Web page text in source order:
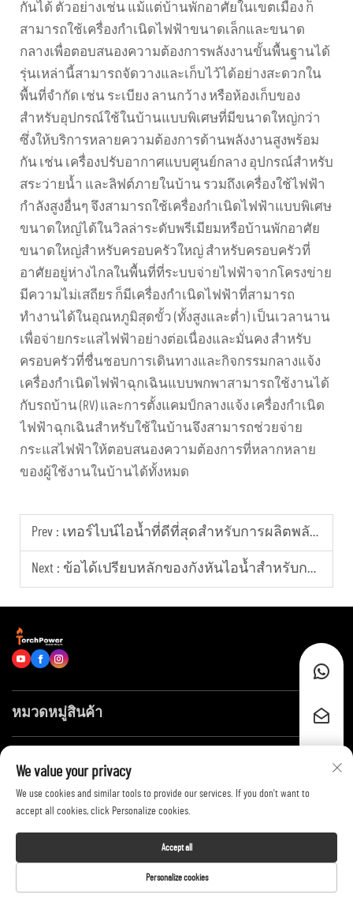
กันได้ ตัวอย่างเช่น แม้แต่บ้านพักอาศัยในเขตเมือง ก็
สามารถใช้เครื่องกำเนิดไฟฟ้าขนาดเล็กและขนาด
กลางเพื่อตอบสนองความต้องการพลังงานขั้นพื้นฐานได้
รุ่นเหล่านี้สามารถจัดวางและเก็บไว้ได้อย่างสะดวกใน
พื้นที่จำกัด เช่น ระเบียง ลานกว้าง หรือห้องเก็บของ
สำหรับอุปกรณ์ใช้ในบ้านแบบพิเศษที่มีขนาดใหญ่กว่า
ซึ่งให้บริการหลายความต้องการด้านพลังงานสูงพร้อม
กัน เช่น เครื่องปรับอากาศแบบศูนย์กลาง อุปกรณ์สำหรับ
สระว่ายน้ำ และลิฟต์ภายในบ้าน รวมถึงเครื่องใช้ไฟฟ้า
กำลังสูงอื่นๆ จึงสามารถใช้เครื่องกำเนิดไฟฟ้าแบบพิเศษ
ขนาดใหญ่ได้ในวิลล่าระดับพรีเมียมหรือบ้านพักอาศัย
ขนาดใหญ่สำหรับครอบครัวใหญ่ สำหรับครอบครัวที่
อาศัยอยู่ห่างไกลในพื้นที่ที่ระบบจ่ายไฟฟ้าจากโครงข่าย
มีความไม่เสถียร ก็มีเครื่องกำเนิดไฟฟ้าที่สามารถ
ทำงานได้ในอุณหภูมิสุดขั้ว (ทั้งสูงและต่ำ) เป็นเวลานาน
เพื่อจ่ายกระแสไฟฟ้าอย่างต่อเนื่องและมั่นคง สำหรับ
ครอบครัวที่ชื่นชอบการเดินทางและกิจกรรมกลางแจ้ง
เครื่องกำเนิดไฟฟ้าฉุกเฉินแบบพกพาสามารถใช้งานได้
กับรถบ้าน (RV) และการตั้งแคมป์กลางแจ้ง เครื่องกำเนิด
ไฟฟ้าฉุกเฉินสำหรับใช้ในบ้านจึงสามารถช่วยจ่าย
กระแสไฟฟ้าให้ตอบสนองความต้องการที่หลากหลาย
ของผู้ใช้งานในบ้านได้ทั้งหมด
Prev : เทอร์ไบน์ไอน้ำที่ดีที่สุดสำหรับการผลิตพลังงานความร้อนและการกู้คืนพลังงานความร้อนเสียในภาคอุตสาหกรรม
Next : ข้อได้เปรียบหลักของกังหันไอน้ำสำหรับการผลิตไฟฟ้าในระดับใหญ่คืออะไร?
หมวดหมู่สินค้า
ติดต่อเรา
Copyright © 2026 by Shandong Huayang Juneng Electric Power Technology
Co., Ltd. -
We value your privacy
We use cookies and similar tools to provide our services. If you don't want to
accept all cookies, click Personalize cookies.
Personalize cookies
Accept all